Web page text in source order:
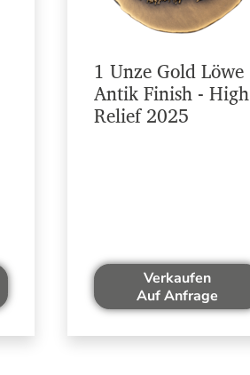
1 Unze Gold Löwe
Antik Finish - High
Relief 2025
Verkaufen
Auf Anfrage